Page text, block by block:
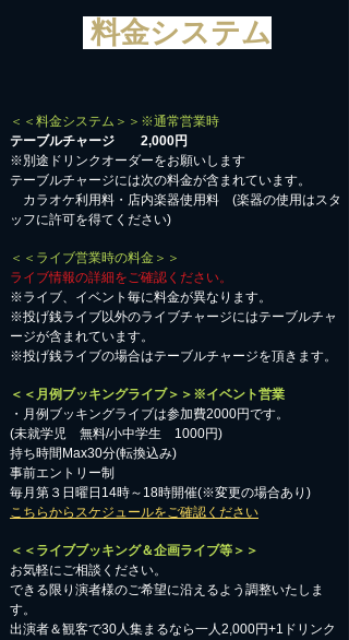
料金システム
＜＜料金システム＞＞※通常営業時
テーブルチャージ 2,000円
※別途ドリンクオーダーをお願いします
テーブルチャージには次の料金が含まれています。
カラオケ利用料・店内楽器使用料 (楽器の使用はスタ
ッフに許可を得てください)
＜＜ライブ営業時の料金＞＞
ライブ情報の詳細をご確認ください。
※ライブ、イベント毎に料金が異なります。
※投げ銭ライブ以外のライブチャージにはテーブルチャ
ージが含まれています。
※投げ銭ライブの場合はテーブルチャージを頂きます。
＜＜月例ブッキングライブ＞＞※イベント営業
・月例ブッキングライブは参加費2000円です。
​(未就学児 無料/小中学生 1000円)
持ち時間Max30分(転換込み)
事前エントリー制
毎月第３日曜日14時～18時開催(※変更の場合あり)
こちらからスケジュールをご確認ください
＜＜ライブブッキング＆企画ライブ等＞＞
お気軽にご相談ください。​
​できる限り演者様のご希望に沿えるよう調整いたしま
す。
出演者＆観客で30人集まるなら一人2,000円+1ドリンク